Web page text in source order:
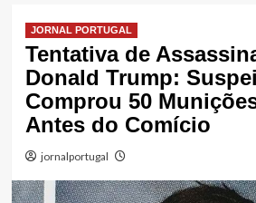
JORNAL PORTUGAL
Tentativa de
Donald Trump:
Comprou 50
Antes do Comício
jornalportugal